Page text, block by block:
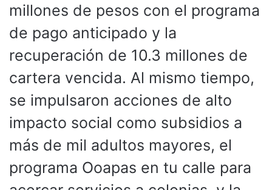
millones de pesos con el programa
de pago anticipado y la
recuperación de 10.3 millones de
cartera vencida. Al mismo tiempo,
se impulsaron acciones de alto
impacto social como subsidios a
más de mil adultos mayores, el
programa Ooapas en tu calle para